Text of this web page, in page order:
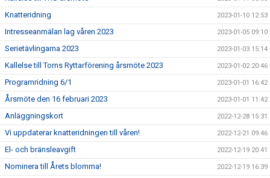
Knatteridning 2023-01-10 12:53
Intresseanmälan lag våren 2023 2023-01-05 09:10
Serietävlingarna 2023 2023-01-03 15:14
Kallelse till Torns Ryttarförening årsmöte 2023 2023-01-02 20:46
Programridning 6/1 2023-01-01 16:42
Årsmöte den 16 februari 2023 2023-01-01 11:42
Anläggningskort 2022-12-28 15:31
Vi uppdaterar knatteridningen till våren! 2022-12-21 09:46
El- och bränsleavgift 2022-12-19 20:41
Nominera till Årets blomma! 2022-12-19 16:39